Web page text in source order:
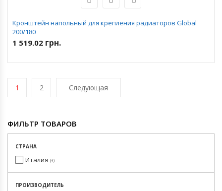
Кронштейн напольный для крепления радиаторов Global
200/180
1 519.02 грн.
1 2 Следующая
ФИЛЬТР ТОВАРОВ
СТРАНА
Италия 3
ПРОИЗВОДИТЕЛЬ